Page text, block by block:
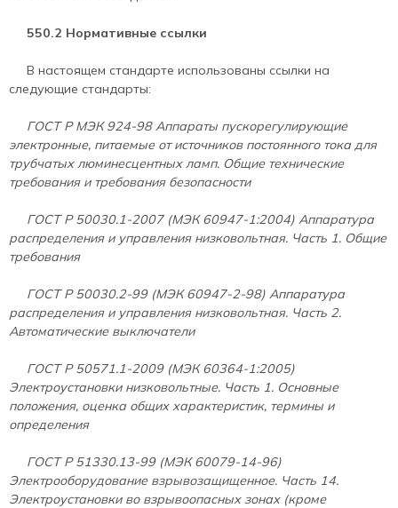
550.2 Нормативные ссылки
В настоящем стандарте использованы ссылки на
следующие стандарты:
ГОСТ Р МЭК 924-98 Аппараты пускорегулирующие
электронные, питаемые от источников постоянного тока для
трубчатых люминесцентных ламп. Общие технические
требования и требования безопасности
ГОСТ Р 50030.1-2007 (МЭК 60947-1:2004) Аппаратура
распределения и управления низковольтная. Часть 1. Общие
требования
ГОСТ Р 50030.2-99 (МЭК 60947-2-98) Аппаратура
распределения и управления низковольтная. Часть 2.
Автоматические выключатели
ГОСТ Р 50571.1-2009 (МЭК 60364-1:2005)
Электроустановки низковольтные. Часть 1. Основные
положения, оценка общих характеристик, термины и
определения
ГОСТ Р 51330.13-99 (МЭК 60079-14-96)
Электрооборудование взрывозащищенное. Часть 14.
Электроустановки во взрывоопасных зонах (кроме